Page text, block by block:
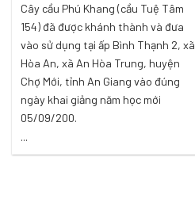
Cây cầu Phú Khang (cầu Tuệ Tâm
154) đã được khánh thành và đưa
vào sử dụng tại ấp Bình Thạnh 2, xã
Hòa An, xã An Hòa Trung, huyện
Chợ Mới, tỉnh An Giang vào đúng
ngày khai giảng năm học mới
05/09/200.
...